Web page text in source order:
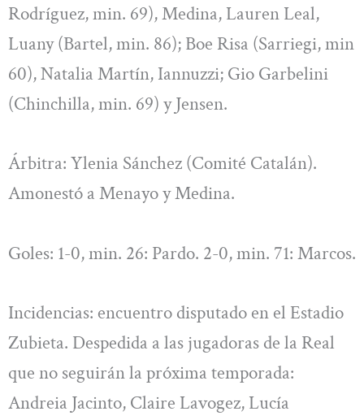
Rodríguez, min. 69), Medina, Lauren Leal,
Luany (Bartel, min. 86); Boe Risa (Sarriegi, min
60), Natalia Martín, Iannuzzi; Gio Garbelini
(Chinchilla, min. 69) y Jensen.
Árbitra: Ylenia Sánchez (Comité Catalán).
Amonestó a Menayo y Medina.
Goles: 1-0, min. 26: Pardo. 2-0, min. 71: Marcos.
Incidencias: encuentro disputado en el Estadio
Zubieta. Despedida a las jugadoras de la Real
que no seguirán la próxima temporada:
Andreia Jacinto, Claire Lavogez, Lucía